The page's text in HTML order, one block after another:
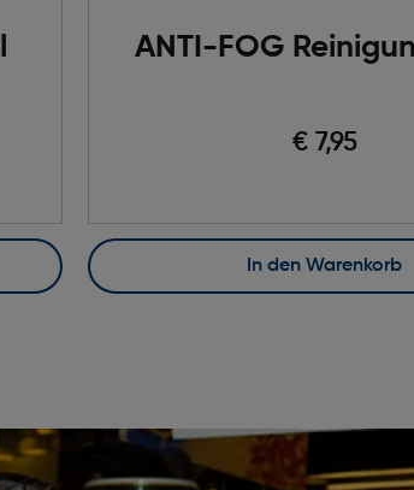
ANTI-FOG
€ 7,95
In den Warenkorb